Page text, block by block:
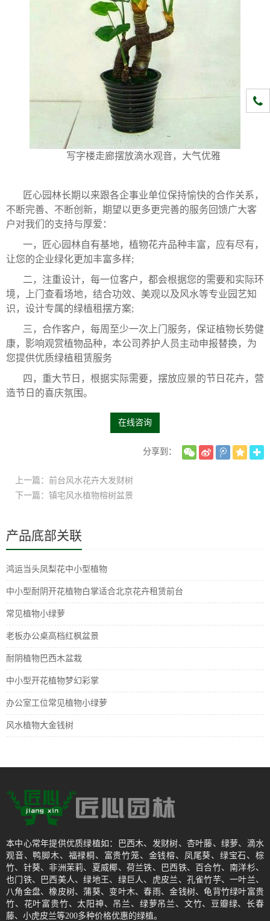
写字楼走廊摆放滴水观音，大气优雅
匠心园林长期以来跟各企事业单位保持愉快的合作关系，
不断完善、不断创新，期望以更多更完善的服务回馈广大客
户对我们的支持与厚爱：
一，匠心园林自有基地，植物花卉品种丰富，应有尽有，
让您的企业绿化更加丰富多样;
二，注重设计，每一位客户，都会根据您的需要和实际环
境，上门查看场地，结合功效、美观以及风水等专业园艺知
识，设计专属的绿植租摆方案;
三，合作客户，每周至少一次上门服务，保证植物长势健
康，影响观赏植物品种，本公司养护人员主动申报替换，为
您提供优质绿植租赁服务
四，重大节日，根据实际需要，摆放应景的节日花卉，营
造节日的喜庆氛围。
在线咨询
分享到：
上一篇：前台风水花卉大发财树
下一篇：镇宅风水植物榕树盆景
产品底部关联
鸿运当头凤梨花中小型植物
中小型耐阴开花植物白掌适合北京花卉租赁前台
常见植物小绿萝
老板办公桌高档红枫盆景
耐阴植物巴西木盆栽
中小型开花植物梦幻彩掌
办公室工位常见植物小绿萝
风水植物大金钱树
本中心常年提供优质绿植如：巴西木、发财树、杏叶藤、绿萝、滴水
观音、鸭脚木、福禄桐、富贵竹笼、金钱榕、凤尾葵、绿宝石、棕
竹、针葵、非洲茉莉、夏威椰、荷兰铁、巴西铁、百合竹、南洋杉、
也门铁、巴西美人、绿地王、绿巨人、虎皮兰、孔雀竹芋、一叶兰、
八角金盘、橡皮树、蒲葵、变叶木、春雨、金钱树、龟背竹绿叶富贵
竹、花叶富贵竹、太阳神、吊兰、绿萝吊兰、文竹、豆瓣绿、长春
藤、小虎皮兰等200多种价格优惠的绿植。